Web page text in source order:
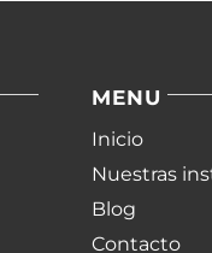
MENU
Inicio
Nuestras
Blog
Contacto